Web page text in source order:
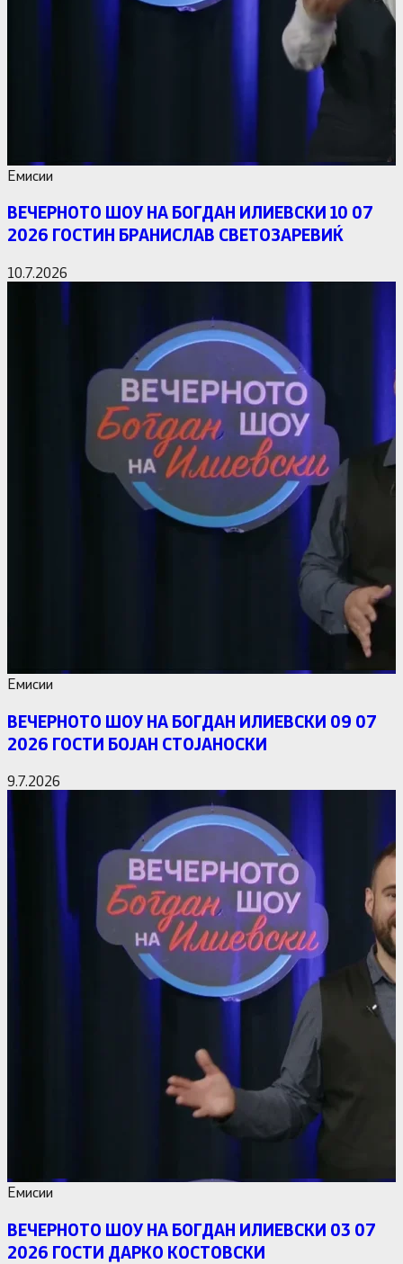
Емисии
ВЕЧЕРНОТО ШОУ НА БОГДАН ИЛИЕВСКИ 10 07
2026 ГОСТИН БРАНИСЛАВ СВЕТОЗАРЕВИЌ
10.7.2026
Емисии
ВЕЧЕРНОТО ШОУ НА БОГДАН ИЛИЕВСКИ 09 07
2026 ГОСТИ БОЈАН СТОЈАНОСКИ
9.7.2026
Емисии
ВЕЧЕРНОТО ШОУ НА БОГДАН ИЛИЕВСКИ 03 07
2026 ГОСТИ ДАРКО КОСТОВСКИ